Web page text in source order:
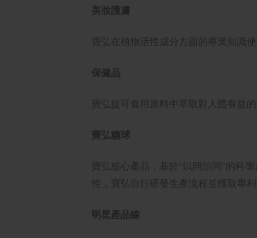
美妝護膚
寶弘在植物活性成分方面的專業知識
保健品
寶弘從可食用原料中萃取對人體有益
寶弘糖球
寶弘核心產品，基於“以同治同”的科
性，寶弘自行研發生產流程並獲取專利,
明星產品線